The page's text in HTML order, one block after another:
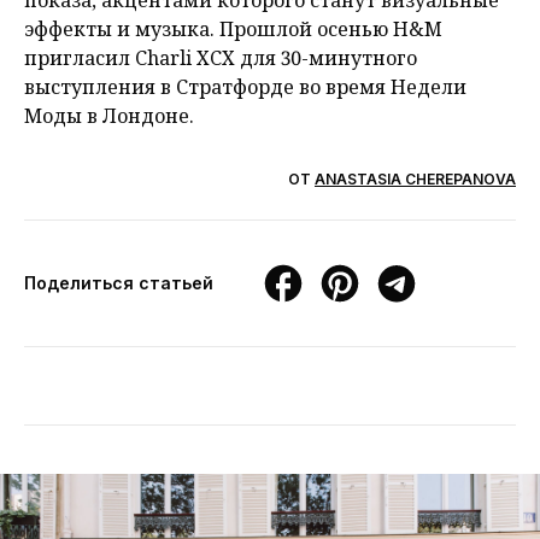
эффекты и музыка. Прошлой осенью H&M
пригласил Charli XCX для 30-минутного
выступления в Стратфорде во время Недели
Моды в Лондоне.
ОТ ANASTASIA CHEREPANOVA
Поделиться статьей